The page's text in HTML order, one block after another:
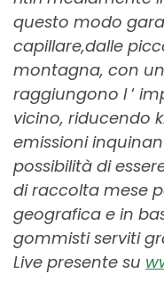
questo modo
capillare,dalle
montagna, con
raggiungono l‘
vicino, riducendo
emissioni
possibilità di
di raccolta mese
geografica e in
gommisti serviti
Live presente su